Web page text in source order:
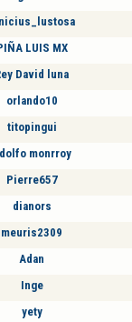
LUIS MX
David luna
orlando10
titopingui
monrroy
Pierre657
dianors
meuris2309
Adan
Inge
yety